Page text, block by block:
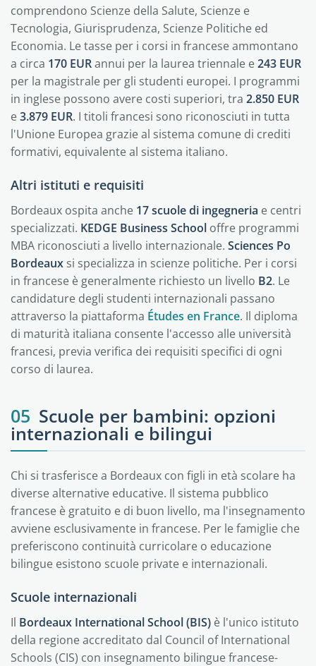
comprendono Scienze della Salute, Scienze e
Tecnologia, Giurisprudenza, Scienze Politiche ed
Economia. Le tasse per i corsi in francese ammontano
a circa 170 EURannui per la laurea triennale e243 EUR
per la magistrale per gli studenti europei. I programmi
in inglese possono avere costi superiori, tra 2.850 EUR
e3.879 EUR. I titoli francesi sono riconosciuti in tutta
l'Unione Europea grazie al sistema comune di crediti
formativi, equivalente al sistema italiano.
Altri istituti e requisiti
Bordeaux ospita anche 17 scuole di ingegneria e centri
specializzati. KEDGE Business School offre programmi
MBA riconosciuti a livello internazionale. Sciences Po
Bordeaux si specializza in scienze politiche. Per i corsi
in francese è generalmente richiesto un livello B2. Le
candidature degli studenti internazionali passano
attraverso la piattaforma Études en France. Il diploma
di maturità italiana consente l'accesso alle università
francesi, previa verifica dei requisiti specifici di ogni
corso di laurea.
05 Scuole per bambini: opzioni
internazionali e bilingui
Chi si trasferisce a Bordeaux con figli in età scolare ha
diverse alternative educative. Il sistema pubblico
francese è gratuito e di buon livello, ma l'insegnamento
avviene esclusivamente in francese. Per le famiglie che
preferiscono continuità curricolare o educazione
bilingue esistono scuole private e internazionali.
Scuole internazionali
Il Bordeaux International School (BIS) è l'unico istituto
della regione accreditato dal Council of International
Schools (CIS) con insegnamento bilingue francese-